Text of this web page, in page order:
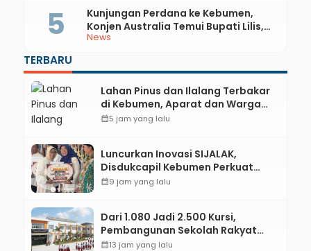
News
Kunjungan Perdana ke Kebumen,
Konjen Australia Temui Bupati Lilis,
Ini yang Dibahas
TERBARU
Lahan Pinus dan Ilalang Terbakar
di Kebumen, Aparat dan Warga
Padamkan Api Secara Manual
calendar_month5 jam yang lalu
Luncurkan Inovasi SIJALAK,
Disdukcapil Kebumen Perkuat
Jejaring Literasi Adminduk hingga
calendar_month9 jam yang lalu
Dari 1.080 Jadi 2.500 Kursi,
Pembangunan Sekolah Rakyat
Kebumen Ditargetkan Mulai
calendar_month13 jam yang lalu